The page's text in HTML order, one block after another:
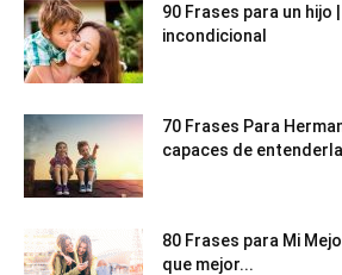
90 Frases para un hijo
incondicional
70 Frases Para
capaces de
80 Frases para Mi
que mejor...